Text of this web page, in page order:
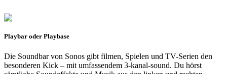
Playbar oder Playbase
Die Soundbar von Sonos gibt filmen, Spielen und TV-Serien den
besonderen Kick – mit umfassendem 3-kanal-sound. Du hörst